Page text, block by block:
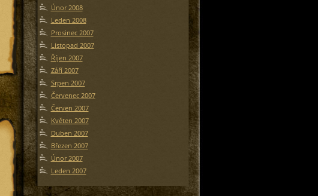
Únor 2008
Leden 2008
Prosinec 2007
Listopad 2007
Říjen 2007
Září 2007
Srpen 2007
Červenec 2007
Červen 2007
Květen 2007
Duben 2007
Březen 2007
Únor 2007
Leden 2007